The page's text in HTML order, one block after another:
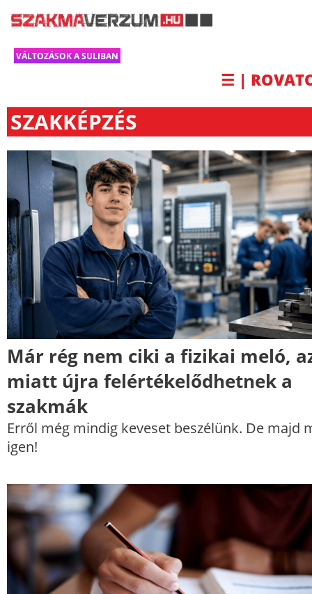
VÁLTOZÁSOK A SULIBAN
☰ |
SZAKKÉPZÉS
Már rég nem ciki a fizikai meló,
miatt újra felértékelődhetnek a
szakmák
Erről még mindig keveset beszélünk. De majd
igen!